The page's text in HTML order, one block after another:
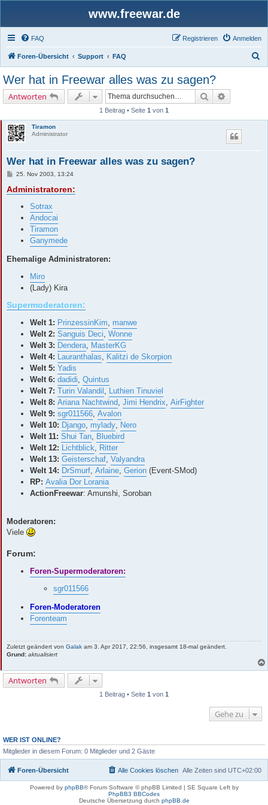
www.freewar.de
FAQ Anmelden
Registrieren
Foren-Übersicht Support FAQ
Wer hat in Freewar alles was zu sagen?
Antworten Suche
1 Beitrag • Seite 1 von 1
Tiramon
Administrator
Wer hat in Freewar alles was zu sagen?
B
i
t
25. Nov 2003, 13:24
Administratoren:
Sotrax
Andocai
Tiramon
Ganymede
Ehemalige Administratoren:
Miro
(Lady) Kira
Supermoderatoren:
Welt 1: PrinzessinKim
manwe
Welt 2: Sanguis Deci Wonne
Welt 3: Dendera MasterKG
Welt 4: Lauranthalas
Kalitzi de Skorpion
Welt 5: Yadis
Welt 6: dadidi Quintus
Welt 7: Turin Valandil
Luthien Tinuviel
Welt 8: Ariana Nachtwind Jimi Hendrix AirFighter
Welt 9: sgr011566 Avalon
Welt 10: Django mylady Nero
Welt 11: Shui Tan Bluebird
Welt 12: Lichtblick
Ritter
Welt 13: Geisterschaf Valyandra
Welt 14: DrSmurf Arlaine Gerion (Event-SMod)
RP: Avalia Dor Lorania
ActionFreewar: Amunshi, Soroban
Moderatoren:
Viele
Forum:
Foren-Supermoderatoren:
sgr011566
Foren-Moderatoren
Forenteam
Zuletzt geändert von Galak am 3. Apr 2017, 22:56, insgesamt 18-mal geändert.
Grund: aktualisiert
Antworten
1 Beitrag • Seite 1 von 1
Gehe zu
WER IST ONLINE?
Mitglieder in diesem Forum: 0 Mitglieder und 2 Gäste
Foren-Übersicht Alle Zeiten sind UTC+02:00
Alle Cookies löschen
Powered by phpBB® Forum Software © phpBB Limited | SE Square Left by
PhpBB3 BBCodes
Deutsche Übersetzung durch phpBB.de